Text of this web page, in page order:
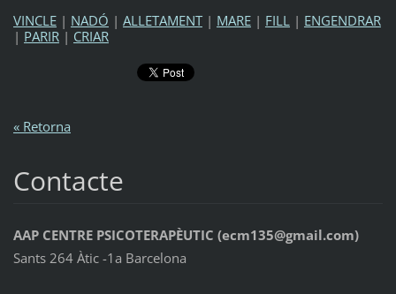
VINCLE | NADÓ | ALLETAMENT | MARE | FILL | ENGENDRAR
| PARIR | CRIAR
« Retorna
Contacte
AAP CENTRE PSICOTERAPÈUTIC (ecm135@gmail.com)
Sants 264 Àtic -1a Barcelona